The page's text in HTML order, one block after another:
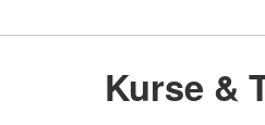
Kurse &